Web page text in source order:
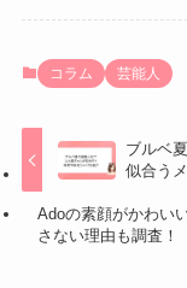
コラム 芸能人
ブルベ
似合う
Adoの素顔がかわい
さない理由も調査！